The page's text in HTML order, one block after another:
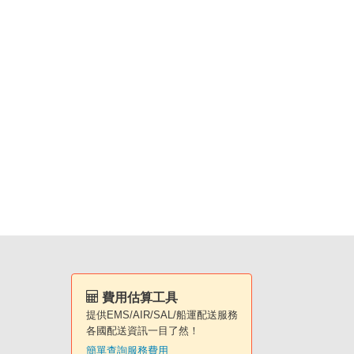
費用估算工具
提供EMS/AIR/SAL/船運配送服務
各國配送資訊一目了然！
簡單查詢服務費用